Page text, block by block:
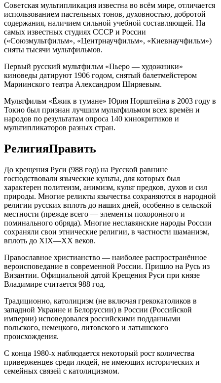
Советская мультипликация известна во всём мире, отличается
использованием пастельных тонов, духовностью, добротой
содержания, наличием сильной учебной составляющей. На
самых известных студиях СССР и России
(«Союзмультфильм», «Центрнаучфильм», «Киевнаучфильм»)
сняты тысячи мультфильмов.
Первый русский мультфильм «Пьеро — художники»
киноведы датируют 1906 годом, снятый балетмейстером
Мариинского театра Александром Ширяевым.
Мультфильм «Ёжик в тумане» Юрия Норштейна в 2003 году в
Токио был признан лучшим мультфильмом всех времён и
народов по результатам опроса 140 кинокритиков и
мультипликаторов разных стран.
РелигияПравить
До крещения Руси (988 год) на Русской равнине
господствовали языческие культы, для которых был
характерен политеизм, анимизм, культ предков, духов и сил
природы. Многие реликты язычества сохраняются в народной
религии русских вплоть до наших дней, особенно в сельской
местности (прежде всего — элементы похоронного и
поминального обряда). Многие неславянские народы России
сохраняли свои этнические религии, в частности шаманизм,
вплоть до XIX—XX веков.
Православное христианство — наиболее распространённое
вероисповедание в современной России. Пришло на Русь из
Византии. Официальной датой Крещения Руси при князе
Владимире считается 988 год.
Традиционно, католицизм (не включая грекокатоликов в
западной Украине и Белоруссии) в России (Российской
империи) исповедовался российскими подданными
польского, немецкого, литовского и латышского
происхождения.
С конца 1980-х наблюдается некоторый рост количества
приверженцев среди людей, не имеющих исторических и
семейных связей с католицизмом.